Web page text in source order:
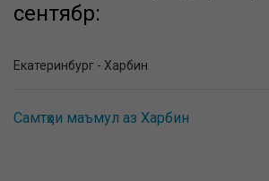
сентябр:
Екатеринбург - Харбин
Самтҳои маъмул аз Харбин